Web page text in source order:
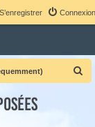
Connexion
S’enregistrer